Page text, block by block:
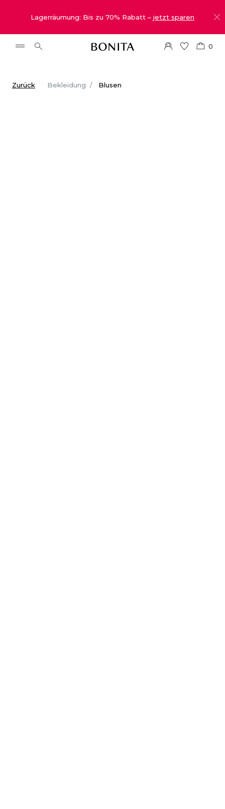
Lagerräumung: Bis zu 70% Rabatt – jetzt sparen
0
Zurück Bekleidung Blusen